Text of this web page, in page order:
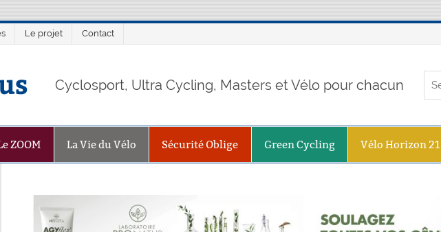
Le projet Contact
Cyclosport, Ultra Cycling, Masters et Vélo pour chacun
ZOOM La Vie du Vélo Sécurité Oblige Green Cycling Vélo Horizon 21